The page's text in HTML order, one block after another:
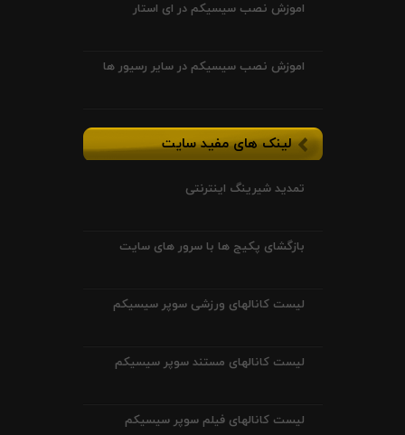
اموزش نصب سیسیکم در ای استار
اموزش نصب سیسیکم در سایر رسیور ها
لینک های مفید سایت
تمدید شیرینگ اینترنتی
بازگشای پکیج ها با سرور های سایت
لیست کانالهای ورزشی سوپر سیسیکم
لیست کانالهای مستند سوپر سیسیکم
لیست کانالهای فیلم سوپر سیسیکم